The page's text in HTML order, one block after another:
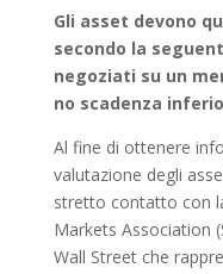
Gli asset devono
secondo la
negoziati su un
no scadenza
Al fine di ottenere
valutazione degli
stretto contatto con
Markets Association
Wall Street che